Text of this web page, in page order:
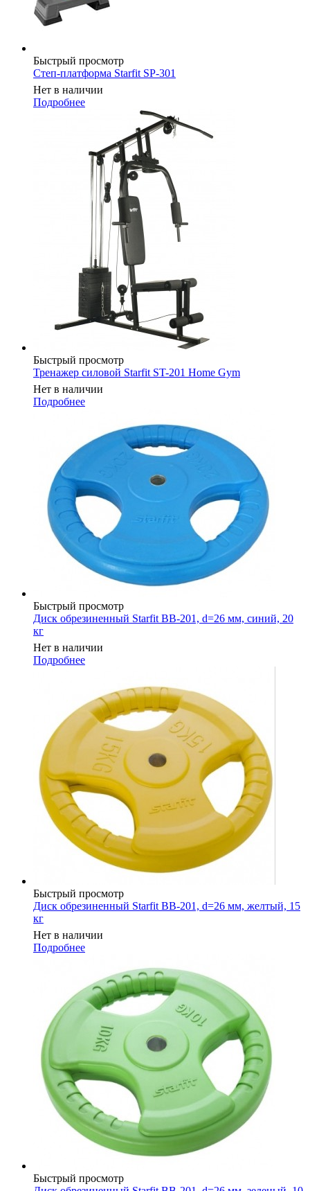
Быстрый просмотр
Степ-платформа Starfit SP-301
Нет в наличии
Подробнее
Быстрый просмотр
Тренажер силовой Starfit ST-201 Home Gym
Нет в наличии
Подробнее
Быстрый просмотр
Диск обрезиненный Starfit BB-201, d=26 мм, синий, 20
кг
Нет в наличии
Подробнее
Быстрый просмотр
Диск обрезиненный Starfit BB-201, d=26 мм, желтый, 15
кг
Нет в наличии
Подробнее
Быстрый просмотр